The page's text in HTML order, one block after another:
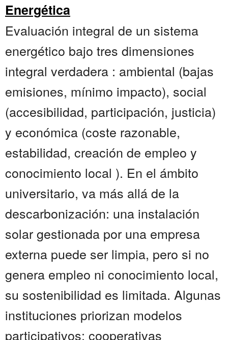
Energética
Evaluación integral de un sistema
energético bajo tres dimensiones
integral verdadera : ambiental (bajas
emisiones, mínimo impacto), social
(accesibilidad, participación, justicia)
y económica (coste razonable,
estabilidad, creación de empleo y
conocimiento local ). En el ámbito
universitario, va más allá de la
descarbonización: una instalación
solar gestionada por una empresa
externa puede ser limpia, pero si no
genera empleo ni conocimiento local,
su sostenibilidad es limitada. Algunas
instituciones priorizan modelos
participativos: cooperativas